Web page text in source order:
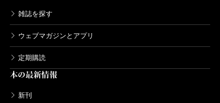
雑誌を探す
ウェブマガジンとアプリ
定期購読
本の最新情報
新刊